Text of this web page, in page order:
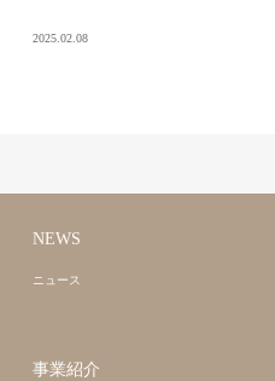
2025.02.08
NEWS
ニュース
事業紹介